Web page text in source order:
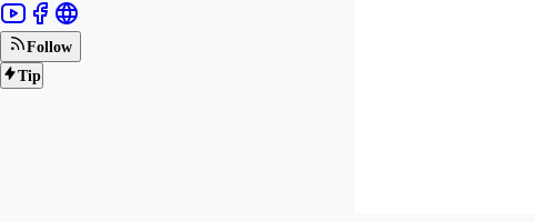
Follow
Tip